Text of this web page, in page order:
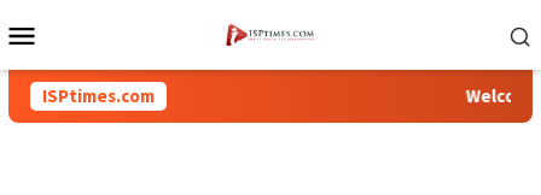
ke
Mobile
ISPtimes.com Welcome